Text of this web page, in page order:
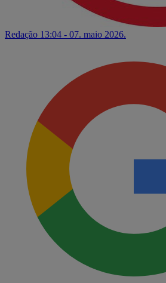
Redação 13:04 - 07. maio 2026.